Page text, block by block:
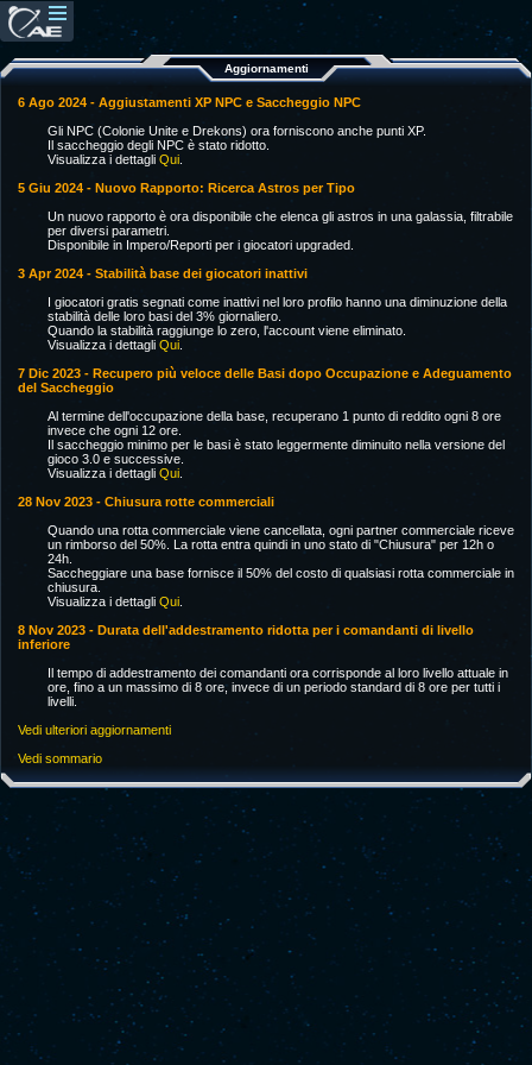
Aggiornamenti
6 Ago 2024 - Aggiustamenti XP NPC e Saccheggio NPC
Gli NPC (Colonie Unite e Drekons) ora forniscono anche punti XP.
Il saccheggio degli NPC è stato ridotto.
Visualizza i dettagli Qui
5 Giu 2024 - Nuovo Rapporto: Ricerca Astros per Tipo
Un nuovo rapporto è ora disponibile che elenca gli astros in una galassia, filtrabile
per diversi parametri.
Disponibile in Impero/Reporti per i giocatori upgraded.
3 Apr 2024 - Stabilità base dei giocatori inattivi
I giocatori gratis segnati come inattivi nel loro profilo hanno una diminuzione della
stabilità delle loro basi del 3% giornaliero.
Quando la stabilità raggiunge lo zero, l'account viene eliminato.
Visualizza i dettagli Qui
7 Dic 2023 - Recupero più veloce delle Basi dopo Occupazione e Adeguamento
del Saccheggio
Al termine dell'occupazione della base, recuperano 1 punto di reddito ogni 8 ore
invece che ogni 12 ore.
Il saccheggio minimo per le basi è stato leggermente diminuito nella versione del
gioco 3.0 e successive.
Visualizza i dettagli Qui
28 Nov 2023 - Chiusura rotte commerciali
Quando una rotta commerciale viene cancellata, ogni partner commerciale riceve
un rimborso del 50%. La rotta entra quindi in uno stato di "Chiusura" per 12h o
24h.
Saccheggiare una base fornisce il 50% del costo di qualsiasi rotta commerciale in
chiusura.
Visualizza i dettagli Qui
8 Nov 2023 - Durata dell'addestramento ridotta per i comandanti di livello
inferiore
Il tempo di addestramento dei comandanti ora corrisponde al loro livello attuale in
ore, fino a un massimo di 8 ore, invece di un periodo standard di 8 ore per tutti i
livelli.
Vedi ulteriori aggiornamenti
Vedi sommario